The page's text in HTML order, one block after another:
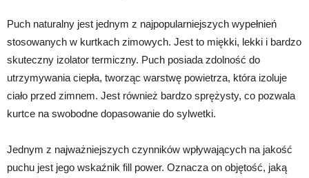
Puch naturalny jest jednym z najpopularniejszych wypełnień
stosowanych w kurtkach zimowych. Jest to miękki, lekki i bardzo
skuteczny izolator termiczny. Puch posiada zdolność do
utrzymywania ciepła, tworząc warstwę powietrza, która izoluje
ciało przed zimnem. Jest również bardzo sprężysty, co pozwala
kurtce na swobodne dopasowanie do sylwetki.
Jednym z najważniejszych czynników wpływających na jakość
puchu jest jego wskaźnik fill power. Oznacza on objętość, jaką